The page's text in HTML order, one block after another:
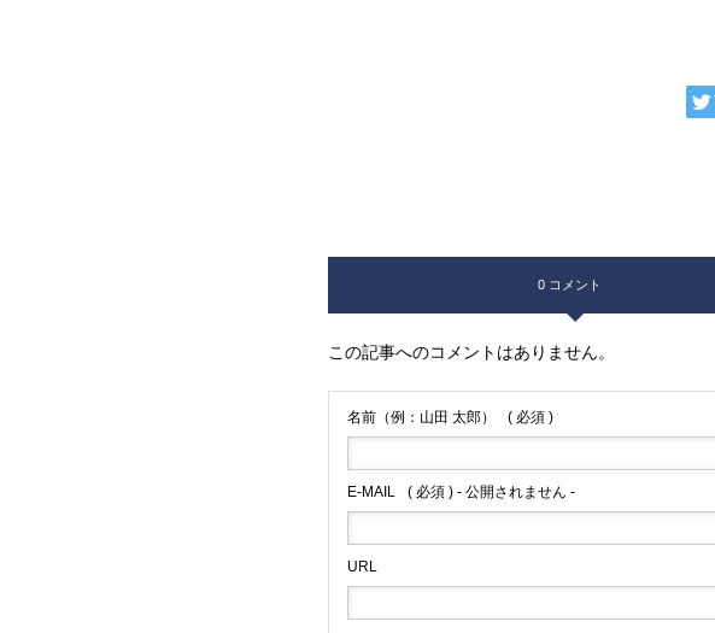
0 コメント
この記事へのコメントはありません。
名前（例：山田 太郎） ( 必須 )
E-MAIL ( 必須 ) - 公開されません -
URL